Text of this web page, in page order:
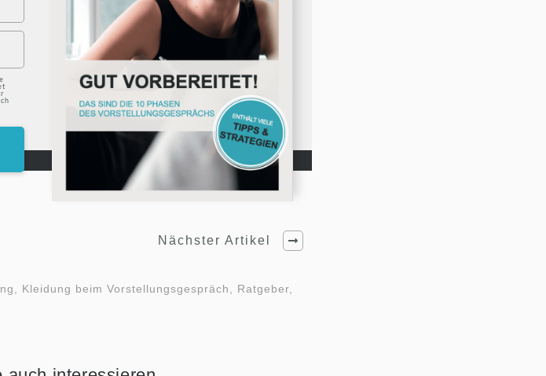
Nächster Artikel
Kleidung beim Vorstellungsgespräch, Ratgeber,